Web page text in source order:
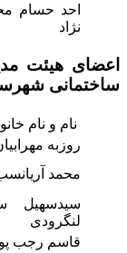
احد حسام
نژاد
اعضای هیئت
ساختمانی
نام و نام
روزبه
محمد
سیدسهیل
لنگرودی
قاسم رجب